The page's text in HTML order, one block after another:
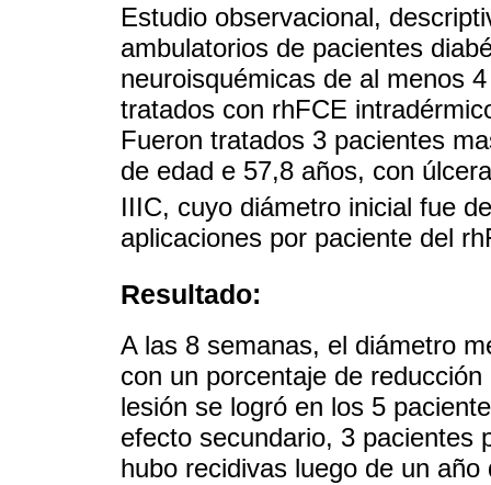
Estudio observacional,
ambulatorios de pacientes
neuroisquémicas de al menos
tratados con rhFCE
Fueron tratados 3 pacientes
de edad e 57,8 años, con
IIIC, cuyo diámetro inicial fue
aplicaciones por paciente del
Resultado:
A las 8 semanas, el diámetro
con un porcentaje de
lesión se logró en los 5
efecto secundario, 3 pacientes
hubo recidivas luego de un